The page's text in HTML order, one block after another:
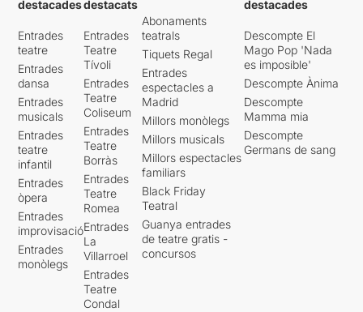
destacades
Entrades
teatre
Entrades
dansa
Entrades
musicals
Entrades
teatre
infantil
Entrades
òpera
Entrades
improvisació
Entrades
monòlegs
destacats
Entrades
Teatre
Tívoli
Entrades
Teatre
Coliseum
Entrades
Teatre
Borràs
Entrades
Teatre
Romea
Entrades
La
Villarroel
Entrades
Teatre
Condal
Abonaments
teatrals
Tiquets Regal
Entrades
espectacles a
Madrid
Millors monòlegs
Millors musicals
Millors espectacles
familiars
Black Friday
Teatral
Guanya entrades
de teatre gratis -
concursos
destacades
Descompte El
Mago Pop 'Nada
es imposible'
Descompte Ànima
Descompte
Mamma mia
Descompte
Germans de sang